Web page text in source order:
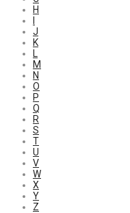
H
J
K
L
M
N
O
P
Q
R
S
T
U
V
W
X
Y
Z